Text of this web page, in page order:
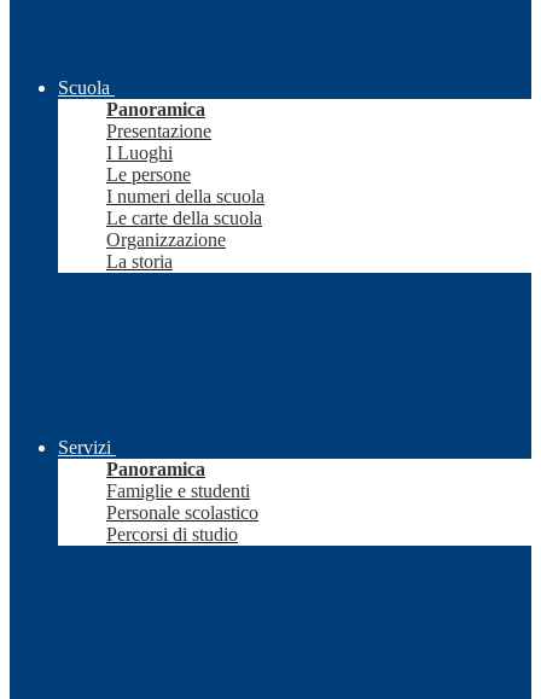
Scuola
Panoramica
Presentazione
I Luoghi
Le persone
I numeri della scuola
Le carte della scuola
Organizzazione
La storia
Servizi
Panoramica
Famiglie e studenti
Personale scolastico
Percorsi di studio